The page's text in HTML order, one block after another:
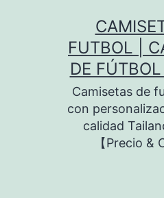
FUTBOL |
DE
Camisetas de
con
calidad
【Precio &